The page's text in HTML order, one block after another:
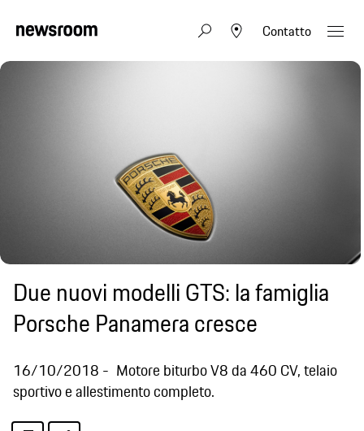
Contatto
Due nuovi modelli GTS: la famiglia
Porsche Panamera cresce
16/10/2018
Motore biturbo V8 da 460 CV, telaio
sportivo e allestimento completo.